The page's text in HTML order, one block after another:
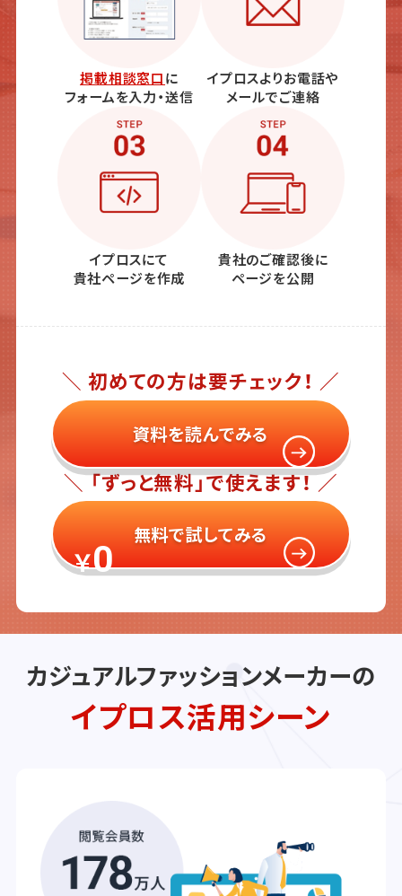
掲載相談窓口に
フォームを入力・送信
イプロスよりお電話や
メールでご連絡
イプロスにて
貴社ページを作成
貴社のご確認後に
ページを公開
＼ 初めての方は要チェック！ ／
資料を読んでみる
＼ 「ずっと無料」で使えます！ ／
￥0
無料で試してみる
カジュアルファッションメーカーの
イプロス活用シーン